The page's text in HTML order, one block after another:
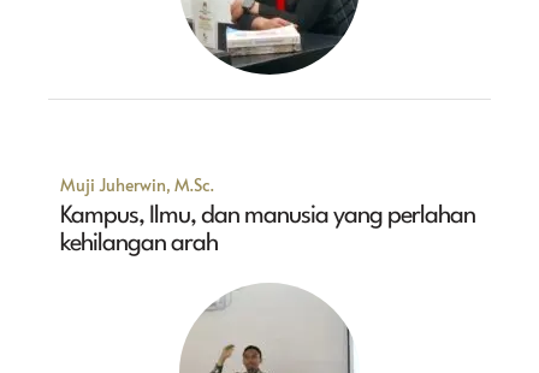
Muji Juherwin, M.Sc.
Kampus, Ilmu, dan manusia yang perlahan
kehilangan arah